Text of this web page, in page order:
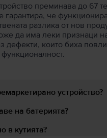
преминава до 67
гарантира, че
разлика от нов
да има леки признаци
дефекти, които биха
устройство?
на батерията?
в кутията?